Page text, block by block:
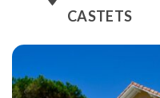
CASTETS